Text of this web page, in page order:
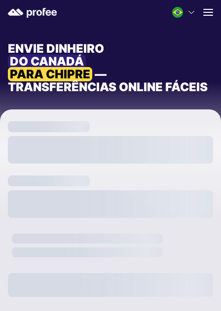
ENVIE DINHEIRO
DO CANADÁ
PARA CHIPRE —
TRANSFERÊNCIAS ONLINE FÁCEIS